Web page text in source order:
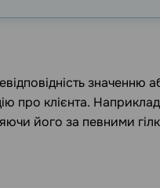
значенню
про клієнта.
його за певними